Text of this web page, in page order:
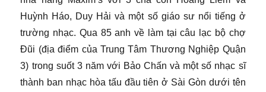
Huỳnh Háo, Duy Hải và một số giáo sư nổi tiếng ở
trường nhạc. Qua 85 anh về làm tại câu lạc bộ chợ
Đũi (địa điểm của Trung Tâm Thương Nghiệp Quận
3) trong suốt 3 năm với Bảo Chấn và một số nhạc sĩ
thành ban nhạc hòa tấu đầu tiên ở Sài Gòn dưới tên